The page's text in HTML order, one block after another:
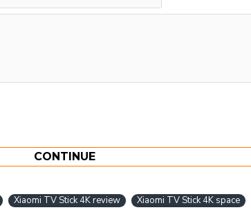
CONTINUE
Xiaomi TV Stick 4K review Xiaomi TV Stick 4K space